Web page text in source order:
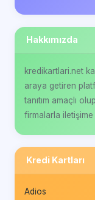
Hakkımızda
kredikartlari.net
araya getiren
tanıtım amaçlı
firmalarla
Kredi Kartları
Adios